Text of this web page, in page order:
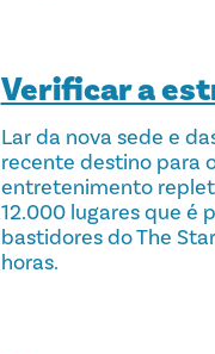
Verificar a
Lar da nova sede e
recente destino para
entretenimento
12.000 lugares que é
bastidores do The
horas.